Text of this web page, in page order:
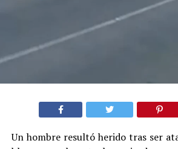
Un hombre resultó herido tras ser